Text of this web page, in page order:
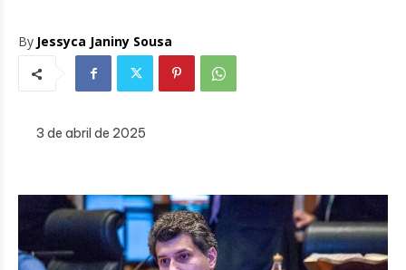
By Jessyca Janiny Sousa
3 de abril de 2025